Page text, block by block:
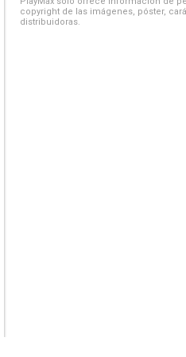
copyright de las imágenes, póster,
distribuidoras.